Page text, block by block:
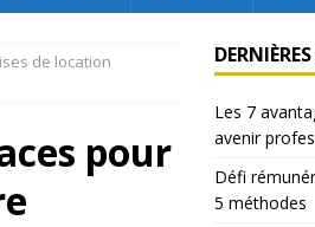
de location
pour
Les 7
avenir
Défi
5 méthodes